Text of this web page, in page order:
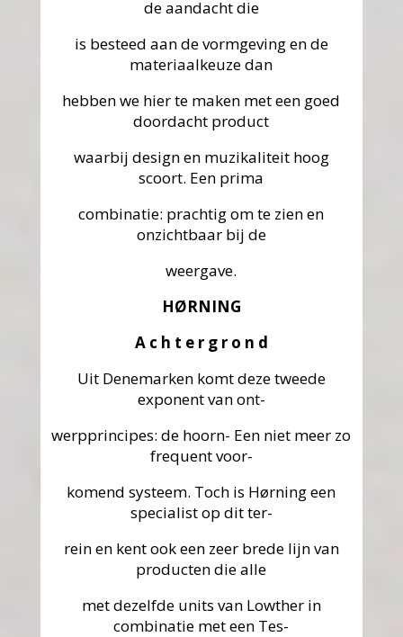
de aandacht die
is besteed aan de vormgeving en de
materiaalkeuze dan
hebben we hier te maken met een goed
doordacht product
waarbij design en muzikaliteit hoog
scoort. Een prima
combinatie: prachtig om te zien en
onzichtbaar bij de
weergave.
HØRNING
A c h t e r g r o n d
Uit Denemarken komt deze tweede
exponent van ont-
werpprincipes: de hoorn- Een niet meer zo
frequent voor-
komend systeem. Toch is Hørning een
specialist op dit ter-
rein en kent ook een zeer brede lijn van
producten die alle
met dezelfde units van Lowther in
combinatie met een Tes-